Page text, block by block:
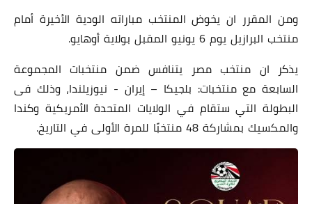
ومن المقرر ان يخوض المنتخب مباراته الودية الأخيرة أمام
منتخب البرازيل يوم 6 يونيو المقبل بولاية أوهايو.
يذكر ان منتخب مصر يتنافس ضمن منتخبات المجموعة
السابعة مع منتخبات: بلجيكا – إيران - نيوزيلندا، وذلك فى
البطولة التي ستقام في الولايات المتحدة الأمريكية وكندا
والمكسيك بمشاركة 48 منتخبًا للمرة الأولى في التاريخ.